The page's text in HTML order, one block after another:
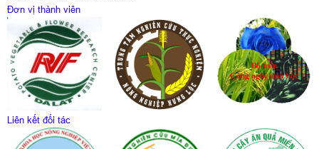
Đơn vị thành viên
Liên kết đối tác